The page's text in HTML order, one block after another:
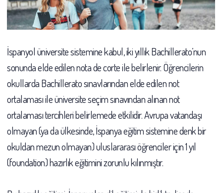
İspanyol üniversite sistemine kabul, iki yıllık Bachillerato’nun
sonunda elde edilen nota de corte ile belirlenir. Öğrencilerin
okullarda Bachillerato sınavlarından elde edilen not
ortalaması ile üniversite seçim sınavından alınan not
ortalaması tercihleri belirlemede etkilidir. Avrupa vatandaşı
olmayan (ya da ülkesinde, İspanya eğitim sistemine denk bir
okuldan mezun olmayan) uluslararası öğrenciler için 1 yıl
(foundation) hazırlık eğitimini zorunlu kılınmıştır.